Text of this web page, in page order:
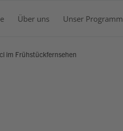
Über uns Unser Programm
im Frühstückfernsehen